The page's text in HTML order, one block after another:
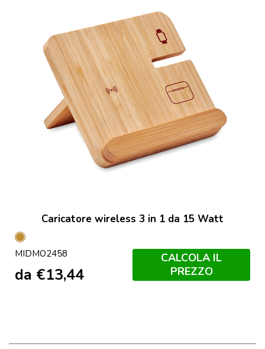
Caricatore wireless 3 in 1 da 15 Watt
Legno
MIDMO2458
da €13,44
CALCOLA IL
PREZZO